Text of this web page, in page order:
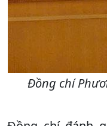
Đồng chí